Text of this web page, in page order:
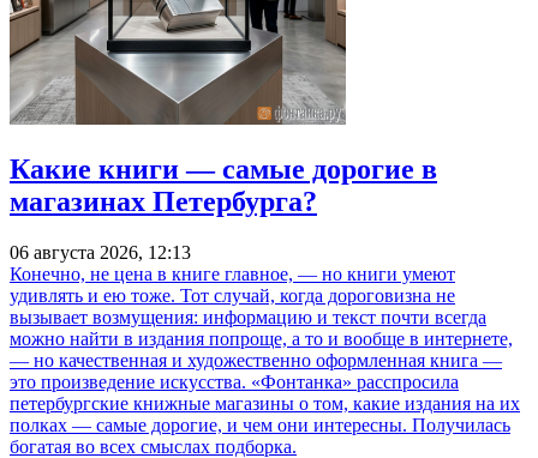
Какие книги — самые дорогие в
магазинах Петербурга?
06 августа 2026, 12:13
Конечно, не цена в книге главное, — но книги умеют
удивлять и ею тоже. Тот случай, когда дороговизна не
вызывает возмущения: информацию и текст почти всегда
можно найти в издания попроще, а то и вообще в интернете,
— но качественная и художественно оформленная книга —
это произведение искусства. «Фонтанка» расспросила
петербургские книжные магазины о том, какие издания на их
полках — самые дорогие, и чем они интересны. Получилась
богатая во всех смыслах подборка.